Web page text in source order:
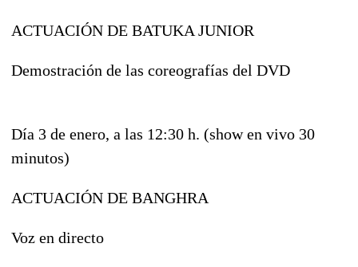
ACTUACIÓN DE BATUKA JUNIOR
Demostración de las coreografías del DVD
Día 3 de enero, a las 12:30 h. (show en vivo 30
minutos)
ACTUACIÓN DE BANGHRA
Voz en directo